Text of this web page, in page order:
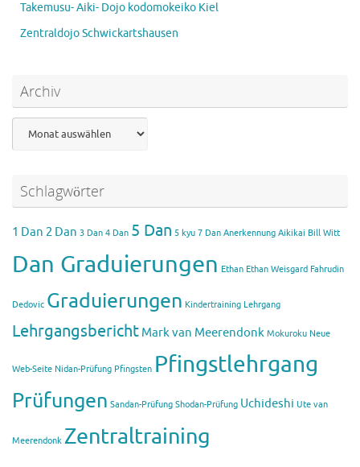
Takemusu- Aiki- Dojo kodomokeiko Kiel
Zentraldojo Schwickartshausen
Archiv
Schlagwörter
1 Dan 2 Dan 3 Dan 4 Dan 5 Dan 5 kyu 7 Dan Anerkennung Aikikai Bill Witt
Dan Graduierungen Ethan Ethan Weisgard Fahrudin
Dedovic Graduierungen Kindertraining Lehrgang
Lehrgangsbericht Mark van Meerendonk Mokuroku Neue
Web-Seite Nidan-Prüfung Pfingsten Pfingstlehrgang
Prüfungen Sandan-Prüfung Shodan-Prüfung Uchideshi Ute van
Meerendonk Zentraltraining